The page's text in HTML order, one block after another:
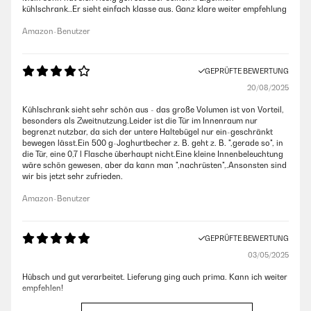
kühlschrank..Er sieht einfach klasse aus. Ganz klare weiter empfehlung
Amazon-Benutzer
GEPRÜFTE BEWERTUNG
20/08/2025
Kühlschrank sieht sehr schön aus - das große Volumen ist von Vorteil,
besonders als Zweitnutzung.Leider ist die Tür im Innenraum nur
begrenzt nutzbar, da sich der untere Haltebügel nur ein-geschränkt
bewegen lässt.Ein 500 g-Joghurtbecher z. B. geht z. B. ",gerade so", in
die Tür, eine 0,7 l Flasche überhaupt nicht.Eine kleine Innenbeleuchtung
wäre schön gewesen, aber da kann man ",nachrüsten",.Ansonsten sind
wir bis jetzt sehr zufrieden.
Amazon-Benutzer
GEPRÜFTE BEWERTUNG
03/05/2025
Hübsch und gut verarbeitet. Lieferung ging auch prima. Kann ich weiter
empfehlen!